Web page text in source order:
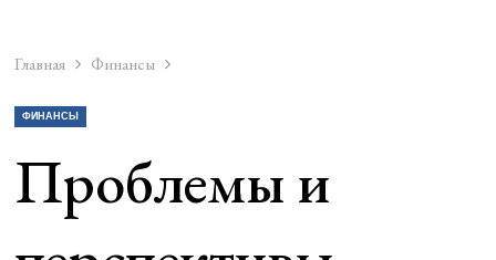
Главная Финансы
ФИНАНСЫ
Проблемы и